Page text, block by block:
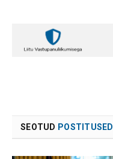
SEOTUD POSTITUSED